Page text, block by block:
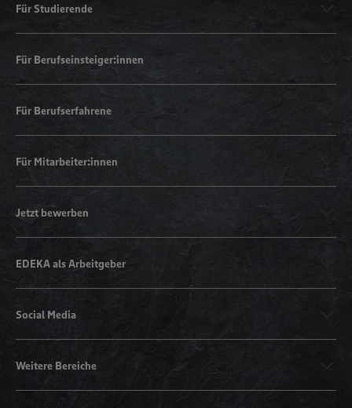
Für Studierende
Für Berufseinsteiger:innen
Für Berufserfahrene
Für Mitarbeiter:innen
Jetzt bewerben
EDEKA als Arbeitgeber
Social Media
Weitere Bereiche